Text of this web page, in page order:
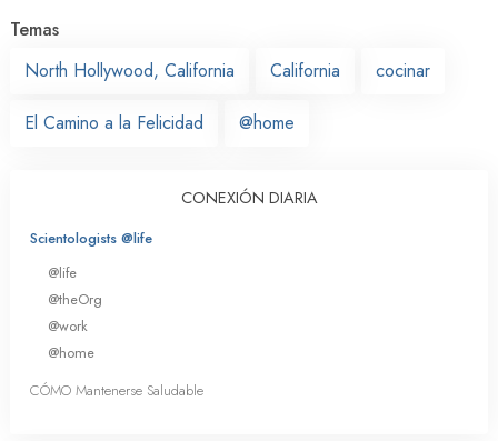
Temas
North Hollywood, California
California cocinar
El Camino a la Felicidad @home
CONEXIÓN DIARIA
Scientologists @life
@life
@theOrg
@work
@home
CÓMO Mantenerse Saludable